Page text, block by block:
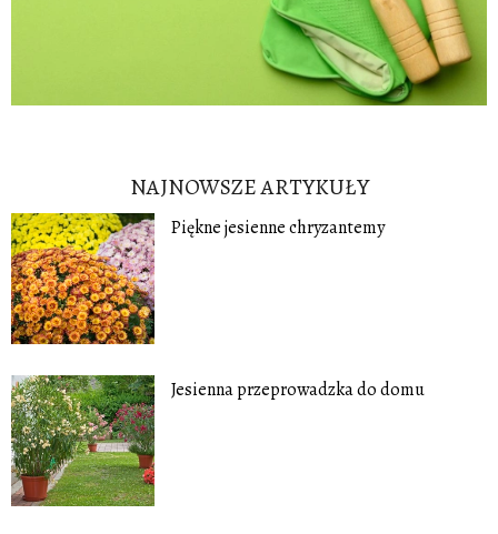
NAJNOWSZE ARTYKUŁY
Piękne jesienne chryzantemy
Jesienna przeprowadzka do domu